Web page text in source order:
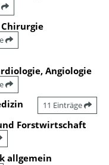
Chirurgie
Angiologie
11 Einträge
Forstwirtschaft
allgemein